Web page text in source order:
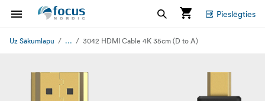
Pieslēgties
Uz Sākumlapu ... 3042 HDMI Cable 4K 35cm (D to A)